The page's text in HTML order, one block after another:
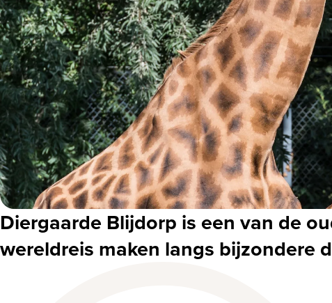
Diergaarde Blijdorp is een van de
wereldreis maken langs bijzondere